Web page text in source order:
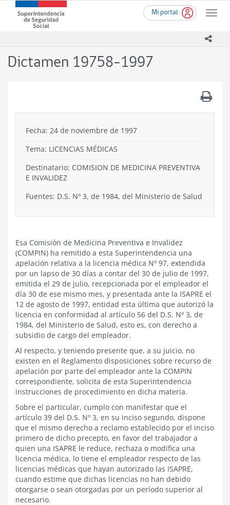
contenido
Mi portal
Toggle
Superintendencia
de
-
Dictamen 19758-1997
Fecha: 24 de noviembre de 1997
Tema: LICENCIAS MÉDICAS
Destinatario: COMISION DE MEDICINA PREVENTIVA
E INVALIDEZ
Fuentes: D.S. Nº 3, de 1984, del Ministerio de Salud
Esa Comisión de Medicina Preventiva e Invalidez
(COMPIN) ha remitido a esta Superintendencia una
apelación relativa a la licencia médica Nº 97, extendida
por un lapso de 30 días a contar del 30 de julio de 1997,
emitida el 29 de julio, recepcionada por el empleador el
día 30 de ese mismo mes, y presentada ante la ISAPRE el
12 de agosto de 1997, entidad esta última que autorizó la
licencia en conformidad al artículo 56 del D.S. Nº 3, de
1984, del Ministerio de Salud, esto es, con derecho a
subsidio de cargo del empleador.
Al respecto, y teniendo presente que, a su juicio, no
existen en el Reglamento disposiciones sobre recurso de
apelación por parte del empleador ante la COMPIN
correspondiente, solicita de esta Superintendencia
instrucciones de procedimiento en dicha materia.
Sobre el particular, cumplo con manifestar que el
artículo 39 del D.S. Nº 3, en su inciso segundo, dispone
que el mismo derecho a reclamo establecido por el inciso
primero de dicho precepto, en favor del trabajador a
quien una ISAPRE le reduce, rechaza o modifica una
licencia médica, lo tiene el empleador respecto de las
licencias médicas que hayan autorizado las ISAPRE,
cuando estime que dichas licencias no han debido
otorgarse o sean otorgadas por un período superior al
necesario.